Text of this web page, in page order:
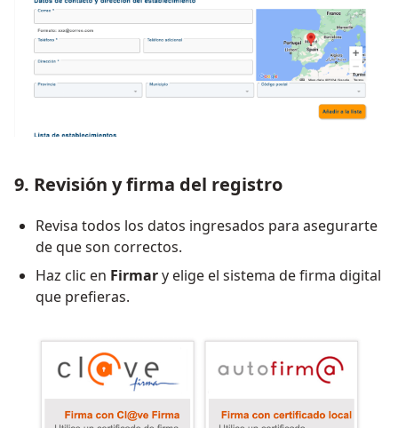
9. Revisión y firma del registro
Revisa todos los datos ingresados para asegurarte
de que son correctos.
Haz clic en Firmary elige el sistema de firma digital
que prefieras.